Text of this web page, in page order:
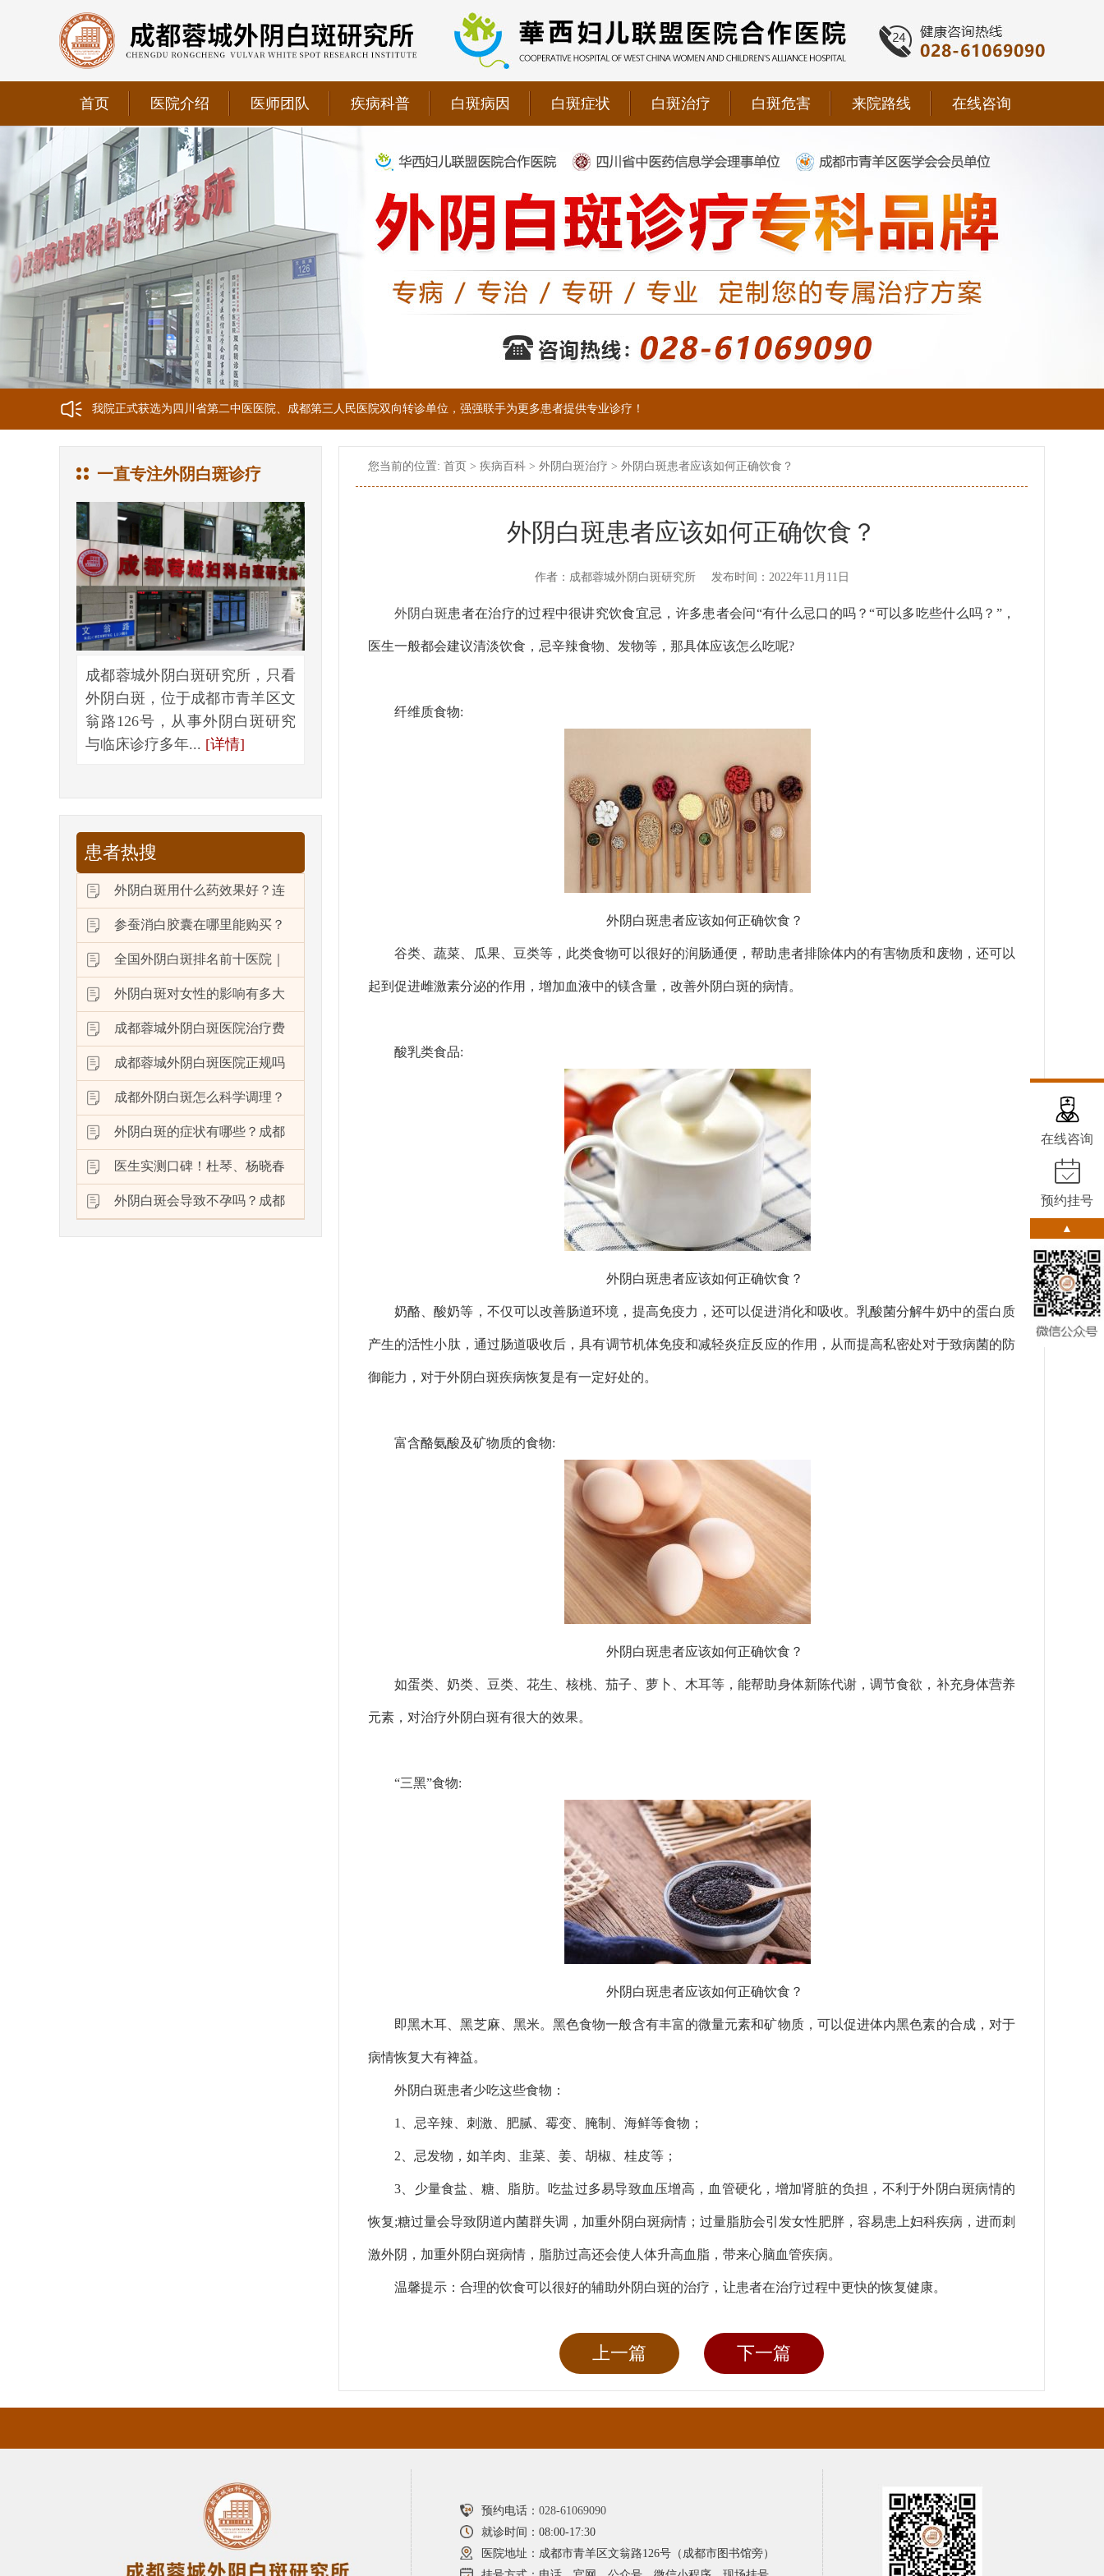
首页 医院介绍 医师团队 疾病科普 白斑病因 白斑症状 白斑治疗 白斑危害 来院路线 在线咨询
我院正式获选为四川省第二中医医院、成都第三人民医院双向转诊单位，强强联手为更多患者提供专业诊疗！
我院位于成都市青羊区文翁路126号，联系电话：028-61069090；警惕虚假广告，坚持正规医院就诊
我院现已成为四川省中医药信息学会理事单位、华西妇儿联盟合作医院！
我院正式获选为四川省第二中医医院、成都第三人民医院双向转诊单位，强强联手为更多患者提供专业诊疗！
我院位于成都市青羊区文翁路126号，联系电话：028-61069090；警惕虚假广告，坚持正规医院就诊
一直专注外阴白斑诊疗
成都蓉城外阴白斑研究所，只看
外阴白斑，位于成都市青羊区文
翁路126号，从事外阴白斑研究
与临床诊疗多年... [详情]
患者热搜
外阴白斑用什么药效果好？连
参蚕消白胶囊在哪里能购买？
全国外阴白斑排名前十医院｜
外阴白斑对女性的影响有多大
成都蓉城外阴白斑医院治疗费
成都蓉城外阴白斑医院正规吗
成都外阴白斑怎么科学调理？
外阴白斑的症状有哪些？成都
医生实测口碑！杜琴、杨晓春
外阴白斑会导致不孕吗？成都
您当前的位置: 首页 > 疾病百科 > 外阴白斑治疗 > 外阴白斑患者应该如何正确饮食？
外阴白斑患者应该如何正确饮食？
作者：成都蓉城外阴白斑研究所 发布时间：2022年11月11日
外阴白斑患者在治疗的过程中很讲究饮食宜忌，许多患者会问“有什么忌口的吗？“可以多吃些什么吗？”，
医生一般都会建议清淡饮食，忌辛辣食物、发物等，那具体应该怎么吃呢?
纤维质食物:
外阴白斑患者应该如何正确饮食？
谷类、蔬菜、瓜果、豆类等，此类食物可以很好的润肠通便，帮助患者排除体内的有害物质和废物，还可以
起到促进雌激素分泌的作用，增加血液中的镁含量，改善外阴白斑的病情。
酸乳类食品:
外阴白斑患者应该如何正确饮食？
奶酪、酸奶等，不仅可以改善肠道环境，提高免疫力，还可以促进消化和吸收。乳酸菌分解牛奶中的蛋白质
产生的活性小肽，通过肠道吸收后，具有调节机体免疫和减轻炎症反应的作用，从而提高私密处对于致病菌的防
御能力，对于外阴白斑疾病恢复是有一定好处的。
富含酪氨酸及矿物质的食物:
外阴白斑患者应该如何正确饮食？
如蛋类、奶类、豆类、花生、核桃、茄子、萝卜、木耳等，能帮助身体新陈代谢，调节食欲，补充身体营养
元素，对治疗外阴白斑有很大的效果。
“三黑”食物:
外阴白斑患者应该如何正确饮食？
即黑木耳、黑芝麻、黑米。黑色食物一般含有丰富的微量元素和矿物质，可以促进体内黑色素的合成，对于
病情恢复大有裨益。
外阴白斑患者少吃这些食物：
1、忌辛辣、刺激、肥腻、霉变、腌制、海鲜等食物；
2、忌发物，如羊肉、韭菜、姜、胡椒、桂皮等；
3、少量食盐、糖、脂肪。吃盐过多易导致血压增高，血管硬化，增加肾脏的负担，不利于外阴白斑病情的
恢复;糖过量会导致阴道内菌群失调，加重外阴白斑病情；过量脂肪会引发女性肥胖，容易患上妇科疾病，进而刺
激外阴，加重外阴白斑病情，脂肪过高还会使人体升高血脂，带来心脑血管疾病。
温馨提示：合理的饮食可以很好的辅助外阴白斑的治疗，让患者在治疗过程中更快的恢复健康。
上一篇 下一篇
预约电话： 028-61069090
就诊时间：08:00-17:30
医院地址：成都市青羊区文翁路126号（成都市图书馆旁）
在线咨询
预约挂号
▲